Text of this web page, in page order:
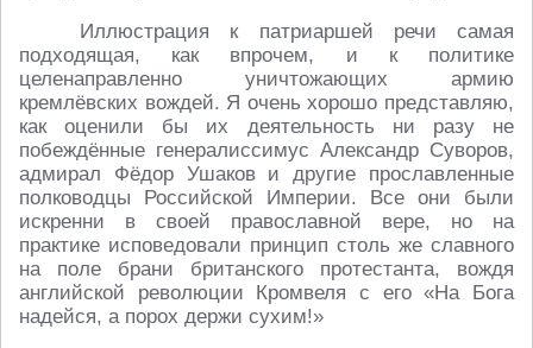
Иллюстрация к патриаршей речи самая
подходящая, как впрочем, и к политике
целенаправленно уничтожающих армию
кремлёвских вождей. Я очень хорошо представляю,
как оценили бы их деятельность ни разу не
побеждённые генералиссимус Александр Суворов,
адмирал Фёдор Ушаков и другие прославленные
полководцы Российской Империи. Все они были
искренни в своей православной вере, но на
практике исповедовали принцип столь же славного
на поле брани британского протестанта, вождя
английской революции Кромвеля с его «На Бога
надейся, а порох держи сухим!»